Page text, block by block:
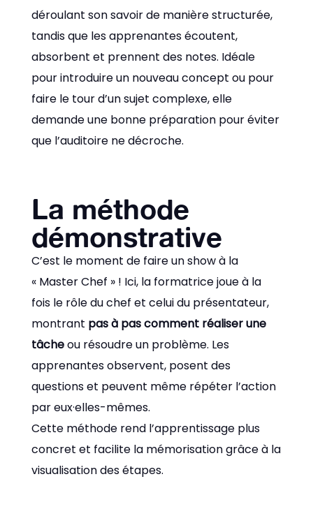
déroulant son savoir de manière structurée,
tandis que les apprenantes écoutent,
absorbent et prennent des notes. Idéale
pour introduire un nouveau concept ou pour
faire le tour d’un sujet complexe, elle
demande une bonne préparation pour éviter
que l’auditoire ne décroche.
La méthode
démonstrative
C’est le moment de faire un show à la
« Master Chef » ! Ici, la formatrice joue à la
fois le rôle du chef et celui du présentateur,
montrant pas à pas comment réaliser une
tâcheou résoudre un problème. Les
apprenantes observent, posent des
questions et peuvent même répéter l’action
par eux·elles-mêmes.
Cette méthode rend l’apprentissage plus
concret et facilite la mémorisation grâce à la
visualisation des étapes.